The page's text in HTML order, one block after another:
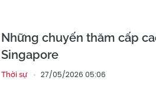
Những chuyến thăm cấp
Singapore
Thời sự 27/05/2026 05:06